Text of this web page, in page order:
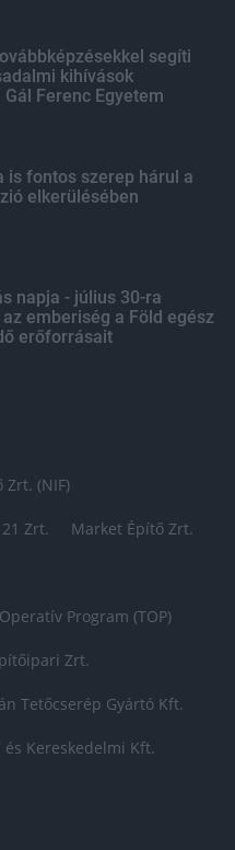
segíti
kihívások
Ferenc Egyetem
is fontos szerep hárul a
elkerülésében
napja - július 30-ra
emberiség a Föld egész
erőforrásait
(NIF)
Zrt. Market Építő Zrt.
Program (TOP)
Zrt.
Tetőcserép Gyártó Kft.
Kereskedelmi Kft.